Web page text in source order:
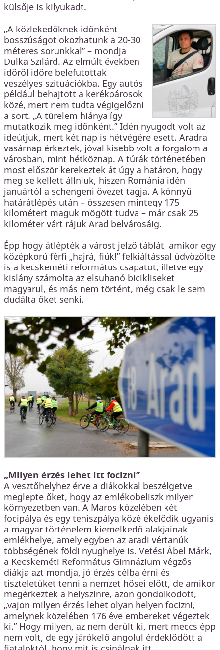
külsője is kilyukadt.
„A közlekedőknek időnként
bosszúságot okozhatunk a 20-30
méteres sorunkkal” – mondja
Dulka Szilárd. Az elmúlt években
időről időre belefutottak
veszélyes szituációkba. Egy autós
például behajtott a kerékpárosok
közé, mert nem tudta végigelőzni
a sort. „A türelem hiánya így
mutatkozik meg időnként.” Idén nyugodt volt az
ideútjuk, mert két nap is hétvégére esett. Aradra
vasárnap érkeztek, jóval kisebb volt a forgalom a
városban, mint hétköznap. A túrák történetében
most először kerekeztek át úgy a határon, hogy
meg se kellett állniuk, hiszen Románia idén
januártól a schengeni övezet tagja. A könnyű
határátlépés után – összesen mintegy 175
kilométert maguk mögött tudva – már csak 25
kilométer várt rájuk Arad belvárosáig.
Épp hogy átlépték a várost jelző táblát, amikor egy
középkorú férfi „hajrá, fiúk!” felkiáltással üdvözölte
is a kecskeméti református csapatot, illetve egy
kislány számolta az elsuhanó bicikliseket
magyarul, és más nem történt, még csak le sem
dudálta őket senki.
„Milyen érzés lehet itt focizni”
A vesztőhelyhez érve a diákokkal beszélgetve
meglepte őket, hogy az emlékobeliszk milyen
környezetben van. A Maros közelében két
focipálya és egy teniszpálya közé ékelődik ugyanis
a magyar történelem kiemelkedő alakjainak
emlékhelye, amely egyben az aradi vértanúk
többségének földi nyughelye is. Vetési Ábel Márk,
a Kecskeméti Református Gimnázium végzős
diákja azt mondja, jó érzés célba érni és
tiszteletüket tenni a nemzet hősei előtt, de amikor
megérkeztek a helyszínre, azon gondolkodott,
„vajon milyen érzés lehet olyan helyen focizni,
amelynek közelében 176 éve embereket végeztek
ki.” Hogy milyen, az nem derült ki, mert meccs épp
nem volt, de egy járókelő angolul érdeklődött a